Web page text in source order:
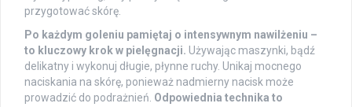
przygotować skórę.
Po każdym goleniu pamiętaj o intensywnym nawilżeniu –
to kluczowy krok w pielęgnacji. Używając maszynki, bądź
delikatny i wykonuj długie, płynne ruchy. Unikaj mocnego
naciskania na skórę, ponieważ nadmierny nacisk może
prowadzić do podrażnień. Odpowiednia technika to